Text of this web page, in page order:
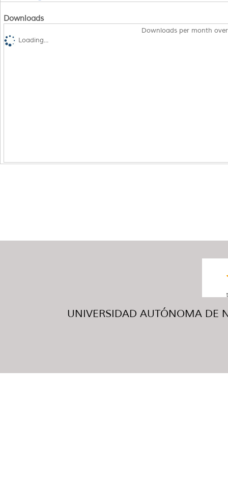
Downloads
Downloads per month
Loading...
UNIVERSIDAD AUTÓNOMA DE